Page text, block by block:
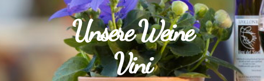
Unsere Weine
Vini